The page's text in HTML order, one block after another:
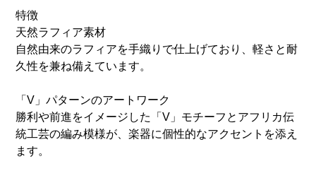
特徴
天然ラフィア素材
自然由来のラフィアを手織りで仕上げており、軽さと耐
久性を兼ね備えています。
「V」パターンのアートワーク
勝利や前進をイメージした「V」モチーフとアフリカ伝
統工芸の編み模様が、楽器に個性的なアクセントを添え
ます。